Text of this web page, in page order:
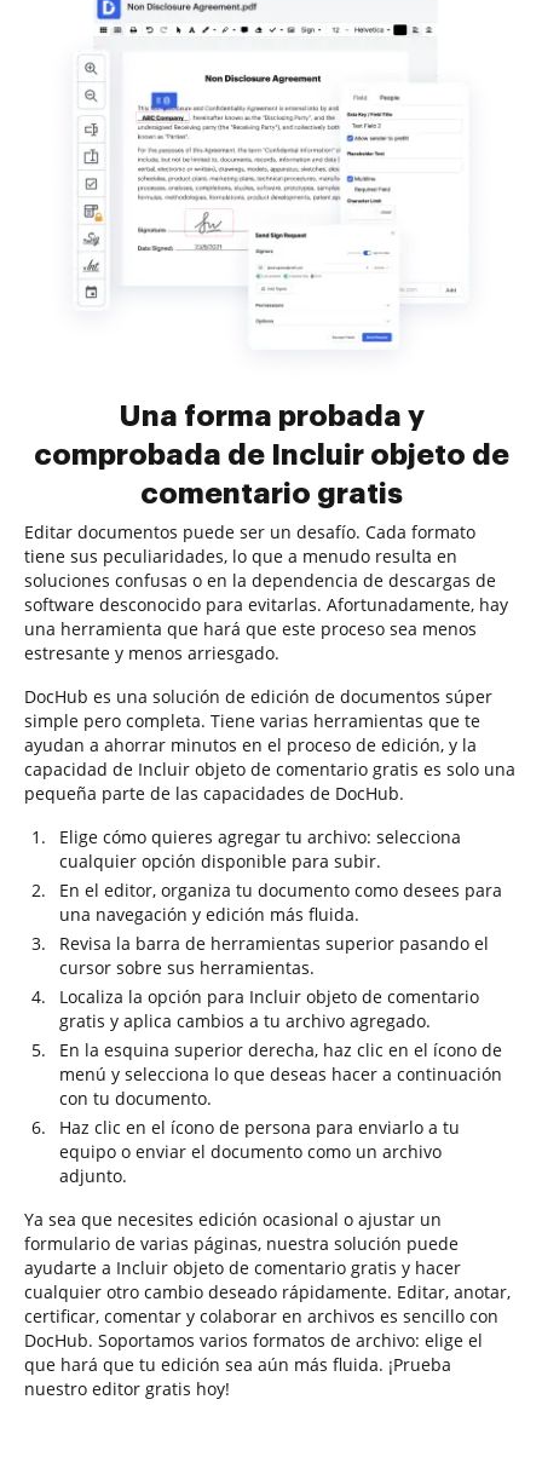
Una forma probada y
comprobada de Incluir objeto de
comentario gratis
Editar documentos puede ser un desafío. Cada formato
tiene sus peculiaridades, lo que a menudo resulta en
soluciones confusas o en la dependencia de descargas de
software desconocido para evitarlas. Afortunadamente, hay
una herramienta que hará que este proceso sea menos
estresante y menos arriesgado.
DocHub es una solución de edición de documentos súper
simple pero completa. Tiene varias herramientas que te
ayudan a ahorrar minutos en el proceso de edición, y la
capacidad de Incluir objeto de comentario gratis es solo una
pequeña parte de las capacidades de DocHub.
Elige cómo quieres agregar tu archivo: selecciona
cualquier opción disponible para subir.
En el editor, organiza tu documento como desees para
una navegación y edición más fluida.
Revisa la barra de herramientas superior pasando el
cursor sobre sus herramientas.
Localiza la opción para Incluir objeto de comentario
gratis y aplica cambios a tu archivo agregado.
En la esquina superior derecha, haz clic en el ícono de
menú y selecciona lo que deseas hacer a continuación
con tu documento.
Haz clic en el ícono de persona para enviarlo a tu
equipo o enviar el documento como un archivo
adjunto.
Ya sea que necesites edición ocasional o ajustar un
formulario de varias páginas, nuestra solución puede
ayudarte a Incluir objeto de comentario gratis y hacer
cualquier otro cambio deseado rápidamente. Editar, anotar,
certificar, comentar y colaborar en archivos es sencillo con
DocHub. Soportamos varios formatos de archivo: elige el
que hará que tu edición sea aún más fluida. ¡Prueba
nuestro editor gratis hoy!